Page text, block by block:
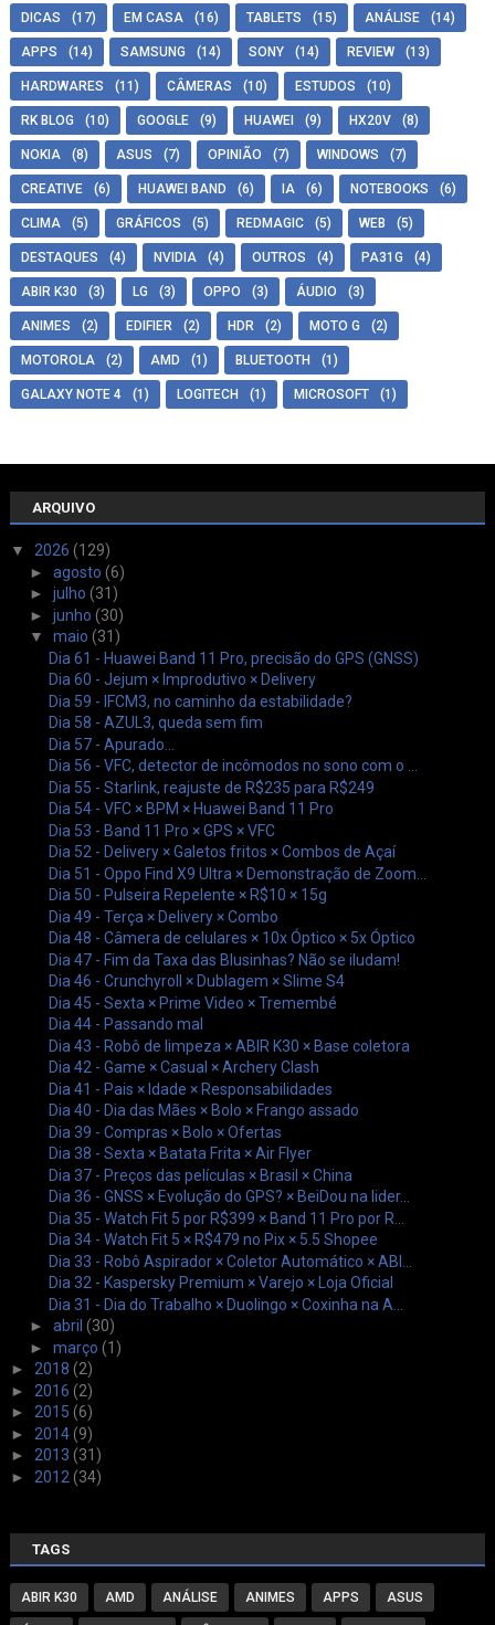
DICAS (17) EM CASA (16) TABLETS (15) ANÁLISE (14)
APPS (14) SAMSUNG (14) SONY (14) REVIEW (13)
HARDWARES (11) CÂMERAS (10) ESTUDOS (10)
RK BLOG (10) GOOGLE (9) HUAWEI (9) HX20V (8)
NOKIA (8) ASUS (7) OPINIÃO (7) WINDOWS (7)
CREATIVE (6) HUAWEI BAND (6) IA (6) NOTEBOOKS (6)
CLIMA (5) GRÁFICOS (5) REDMAGIC (5) WEB (5)
DESTAQUES (4) NVIDIA (4) OUTROS (4) PA31G (4)
ABIR K30 (3) LG (3) OPPO (3) ÁUDIO (3)
ANIMES (2) EDIFIER (2) HDR (2) MOTO G (2)
MOTOROLA (2) AMD (1) BLUETOOTH (1)
GALAXY NOTE 4 (1) LOGITECH (1) MICROSOFT (1)
ARQUIVO
▼ 2026 (129)
► agosto (6)
► julho (31)
► junho (30)
▼ maio (31)
Dia 61 - Huawei Band 11 Pro, precisão do GPS (GNSS)
Dia 60 - Jejum × Improdutivo × Delivery
Dia 59 - IFCM3, no caminho da estabilidade?
Dia 58 - AZUL3, queda sem fim
Dia 57 - Apurado...
Dia 56 - VFC, detector de incômodos no sono com o ...
Dia 55 - Starlink, reajuste de R$235 para R$249
Dia 54 - VFC × BPM × Huawei Band 11 Pro
Dia 53 - Band 11 Pro × GPS × VFC
Dia 52 - Delivery × Galetos fritos × Combos de Açaí
Dia 51 - Oppo Find X9 Ultra × Demonstração de Zoom...
Dia 50 - Pulseira Repelente × R$10 × 15g
Dia 49 - Terça × Delivery × Combo
Dia 48 - Câmera de celulares × 10x Óptico × 5x Óptico
Dia 47 - Fim da Taxa das Blusinhas? Não se iludam!
Dia 46 - Crunchyroll × Dublagem × Slime S4
Dia 45 - Sexta × Prime Video × Tremembé
Dia 44 - Passando mal
Dia 43 - Robô de limpeza × ABIR K30 × Base coletora
Dia 42 - Game × Casual × Archery Clash
Dia 41 - Pais × Idade × Responsabilidades
Dia 40 - Dia das Mães × Bolo × Frango assado
Dia 39 - Compras × Bolo × Ofertas
Dia 38 - Sexta × Batata Frita × Air Flyer
Dia 37 - Preços das películas × Brasil × China
Dia 36 - GNSS × Evolução do GPS? × BeiDou na lider...
Dia 35 - Watch Fit 5 por R$399 × Band 11 Pro por R...
Dia 34 - Watch Fit 5 × R$479 no Pix × 5.5 Shopee
Dia 33 - Robô Aspirador × Coletor Automático × ABI...
Dia 32 - Kaspersky Premium × Varejo × Loja Oficial
Dia 31 - Dia do Trabalho × Duolingo × Coxinha na A...
► abril (30)
► março (1)
► 2018 (2)
► 2016 (2)
► 2015 (6)
► 2014(9)
► 2013 (31)
► 2012 (34)
TAGS
ABIR K30 AMD ANÁLISE ANIMES APPS ASUS